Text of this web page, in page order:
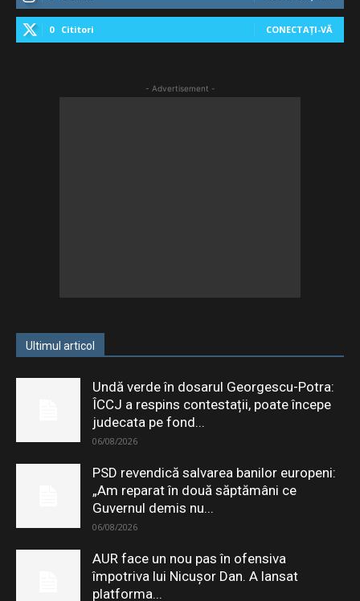
0 Cititori CONECTAȚI-VĂ
- Advertisement -
Ultimul articol
Undă verde în dosarul Georgescu-Potra:
ÎCCJ a respins contestații, poate începe
judecata pe fond...
06/08/2026
PSD revendică salvarea banilor europeni:
„Am reparat în două săptămâni ce
Guvernul demis nu...
06/08/2026
AUR face un nou pas în ofensiva
împotriva lui Nicușor Dan. A lansat
platforma...